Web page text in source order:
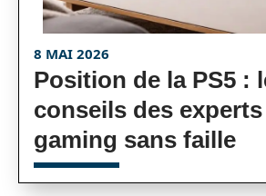
8 MAI 2026
Position de la PS5 :
conseils des
gaming sans faille